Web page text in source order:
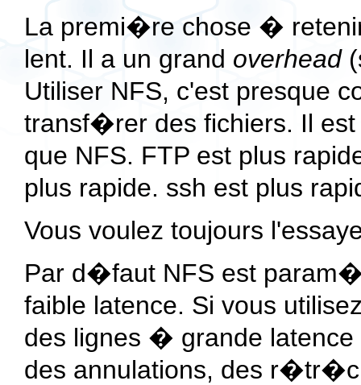
La premi�re chose �
lent. Il a un grand overhead
Utiliser NFS, c'est presque
transf�rer des fichiers. Il
que NFS. FTP est plus
plus rapide. ssh est plus
Vous voulez toujours
Par d�faut NFS est
faible latence. Si vous
des lignes � grande
des annulations, des